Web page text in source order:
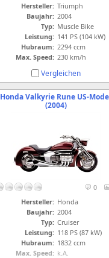
Hersteller: Triumph
Baujahr: 2004
Typ: Muscle Bike
Leistung: 141 PS (104 kW)
Hubraum: 2294 ccm
Max. Speed: 230 km/h
Vergleichen
Honda Valkyrie Rune US-
(2004)
0
Hersteller: Honda
Baujahr: 2004
Typ: Cruiser
Leistung: 118 PS (87 kW)
Hubraum: 1832 ccm
Max. Speed: k.A.